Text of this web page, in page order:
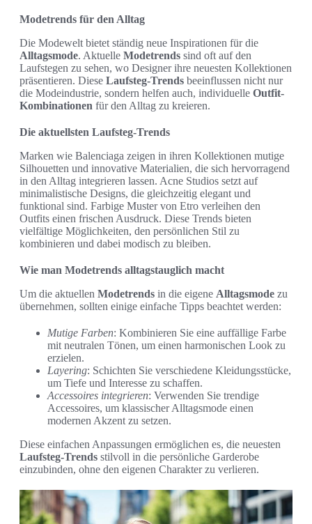
Modetrends für den Alltag
Die Modewelt bietet ständig neue Inspirationen für die
Alltagsmode. Aktuelle Modetrends sind oft auf den
Laufstegen zu sehen, wo Designer ihre neuesten Kollektionen
präsentieren. Diese Laufsteg-Trends beeinflussen nicht nur
die Modeindustrie, sondern helfen auch, individuelle Outfit-
Kombinationen für den Alltag zu kreieren.
Die aktuellsten Laufsteg-Trends
Marken wie Balenciaga zeigen in ihren Kollektionen mutige
Silhouetten und innovative Materialien, die sich hervorragend
in den Alltag integrieren lassen. Acne Studios setzt auf
minimalistische Designs, die gleichzeitig elegant und
funktional sind. Farbige Muster von Etro verleihen den
Outfits einen frischen Ausdruck. Diese Trends bieten
vielfältige Möglichkeiten, den persönlichen Stil zu
kombinieren und dabei modisch zu bleiben.
Wie man Modetrends alltagstauglich macht
Um die aktuellen Modetrends in die eigene Alltagsmode zu
übernehmen, sollten einige einfache Tipps beachtet werden:
Mutige Farben: Kombinieren Sie eine auffällige Farbe
mit neutralen Tönen, um einen harmonischen Look zu
erzielen.
Layering: Schichten Sie verschiedene Kleidungsstücke,
um Tiefe und Interesse zu schaffen.
Accessoires integrieren: Verwenden Sie trendige
Accessoires, um klassischer Alltagsmode einen
modernen Akzent zu setzen.
Diese einfachen Anpassungen ermöglichen es, die neuesten
Laufsteg-Trends stilvoll in die persönliche Garderobe
einzubinden, ohne den eigenen Charakter zu verlieren.